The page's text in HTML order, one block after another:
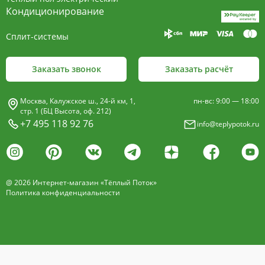
пластины, покрыт износостойким порошковым
покрытием чёрного цвета.
- изготавливается двух типов: рулонная и
анодированный алюминий четырёх цветов -
золото, бронза, чёрный, серебро (без доплат)
дерево – дуб натуральный
нержавеющая сталь
Кондиционирование
Сплит-системы
Заказать звонок Заказать расчёт
Москва, Калужское ш., 24-й км, 1,
стр. 1 (БЦ Высота, оф. 212)
+7 495 118 92 76
пн-вс: 9:00 — 18:00
info@teplypotok.ru
@ 2026 Интернет-магазин «Тёплый Поток»
Политика конфиденциальности